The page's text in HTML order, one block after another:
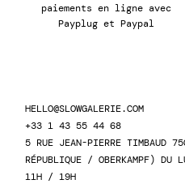
paiements en ligne avec
Payplug et Paypal
HELLO@SLOWGALERIE.COM
+33 1 43 55 44 68
5 RUE JEAN-PIERRE TIMBAUD
RÉPUBLIQUE / OBERKAMPF) DU
11H / 19H